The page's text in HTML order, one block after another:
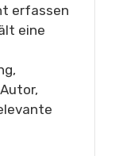
erfassen
eine